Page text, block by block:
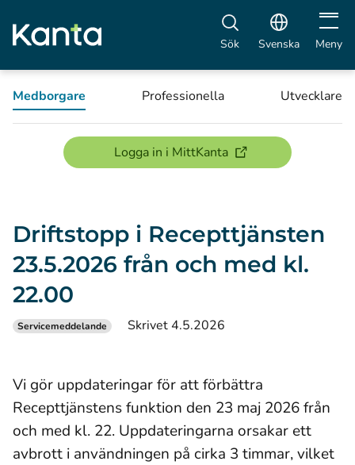
Sök Svenska Öppna
Meny
Medborgare Professionella Utvecklare
Logga in i MittKanta(öppnas i ett nytt
Driftstopp i Recepttjänsten
23.5.2026 från och med kl.
22.00
Servicemeddelande Skrivet 4.5.2026
Vi gör uppdateringar för att förbättra
Recepttjänstens funktion den 23 maj 2026 från
och med kl. 22. Uppdateringarna orsakar ett
avbrott i användningen på cirka 3 timmar, vilket